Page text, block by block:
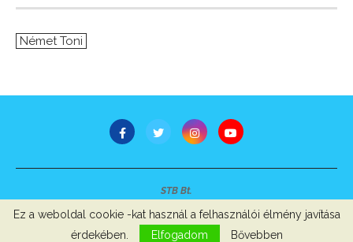
Német Toni
STB Bt.
Szerzői jogok, adatvédelem Impresszum
Ez a weboldal cookie -kat használ a felhasználói élmény javítása
érdekében.
Elfogadom Bővebben